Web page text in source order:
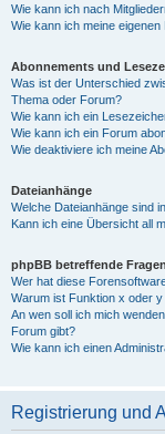
Wie kann ich nach
Wie kann ich meine
Abonnements und
Was ist der Unterschied
Thema oder Forum?
Wie kann ich ein
Wie kann ich ein Forum
Wie deaktiviere ich meine
Dateianhänge
Welche Dateianhänge sind
Kann ich eine Übersicht all
phpBB betreffende Fragen
Wer hat diese
Warum ist Funktion x oder
An wen soll ich mich
Forum gibt?
Wie kann ich einen
Registrierung und